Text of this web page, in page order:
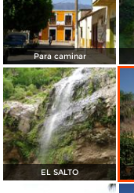
Para caminar
EL SALTO